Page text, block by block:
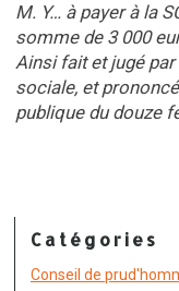
M. Y… à payer à la
somme de 3 000
Ainsi fait et jugé
sociale, et
publique du douze
Catégories
Conseil de